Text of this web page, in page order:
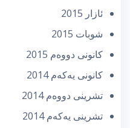
ئازار 2015
شوبات 2015
كانونی دووه‌م 2015
كانونی یه‌كه‌م 2014
تشرینی دووه‌م 2014
تشرینی یه‌كه‌م 2014